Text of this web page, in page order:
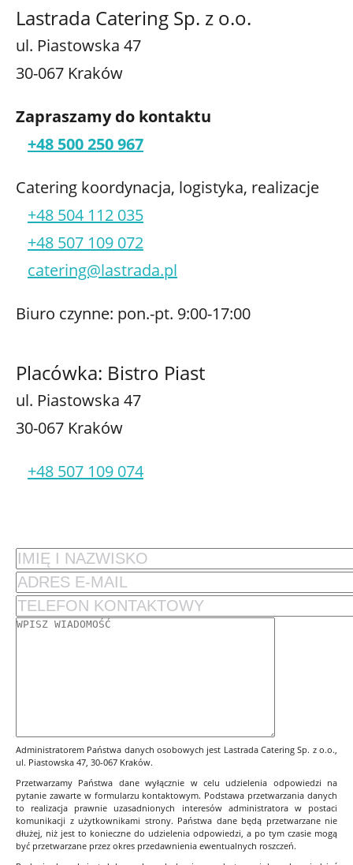
Lastrada Catering Sp. z o.o.
ul. Piastowska 47
30-067 Kraków
Zapraszamy do kontaktu
+48 500 250 967
Catering koordynacja, logistyka, realizacje
+48 504 112 035
+48 507 109 072
catering@lastrada.pl
Biuro czynne: pon.-pt. 9:00-17:00
Placówka: Bistro Piast
ul. Piastowska 47
30-067 Kraków
+48 507 109 074
Administratorem Państwa danych osobowych jest Lastrada Catering Sp. z o.o.,
ul. Piastowska 47, 30-067 Kraków.
Przetwarzamy Państwa dane wyłącznie w celu udzielenia odpowiedzi na
pytanie zawarte w formularzu kontaktowym. Podstawa przetwarzania danych
to realizacja prawnie uzasadnionych interesów administratora w postaci
komunikacji z użytkownikami strony. Państwa dane będą przetwarzane nie
dłużej, niż jest to konieczne do udzielenia odpowiedzi, a po tym czasie mogą
być przetwarzane przez okres przedawnienia ewentualnych roszczeń.